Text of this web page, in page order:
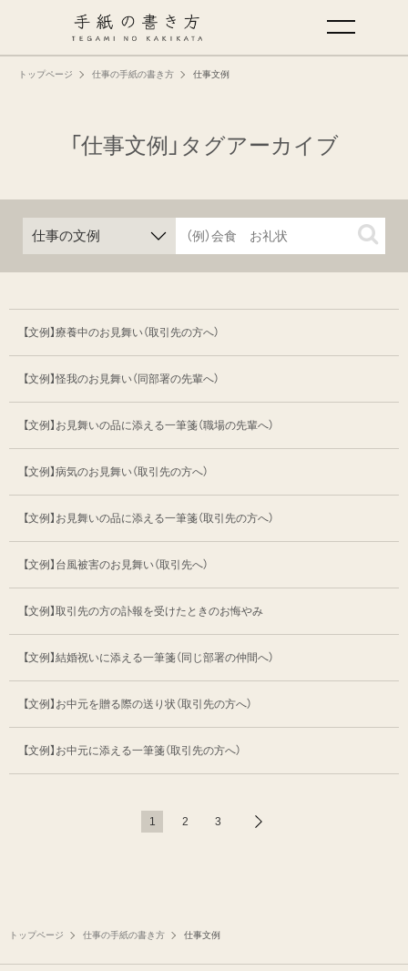
トップページ 仕事の手紙の書き方 仕事文例
「仕事文例」タグアーカイブ
【文例】療養中のお見舞い（取引先の方へ）
【文例】怪我のお見舞い（同部署の先輩へ）
【文例】お見舞いの品に添える一筆箋（職場の先輩へ）
【文例】病気のお見舞い（取引先の方へ）
【文例】お見舞いの品に添える一筆箋（取引先の方へ）
【文例】台風被害のお見舞い（取引先へ）
【文例】取引先の方の訃報を受けたときのお悔やみ
【文例】結婚祝いに添える一筆箋（同じ部署の仲間へ）
【文例】お中元を贈る際の送り状（取引先の方へ）
【文例】お中元に添える一筆箋（取引先の方へ）
1 2 3
トップページ 仕事の手紙の書き方 仕事文例
手紙の基本
仕事の手紙の書き方
特集
ミドリオフィシャルサイト